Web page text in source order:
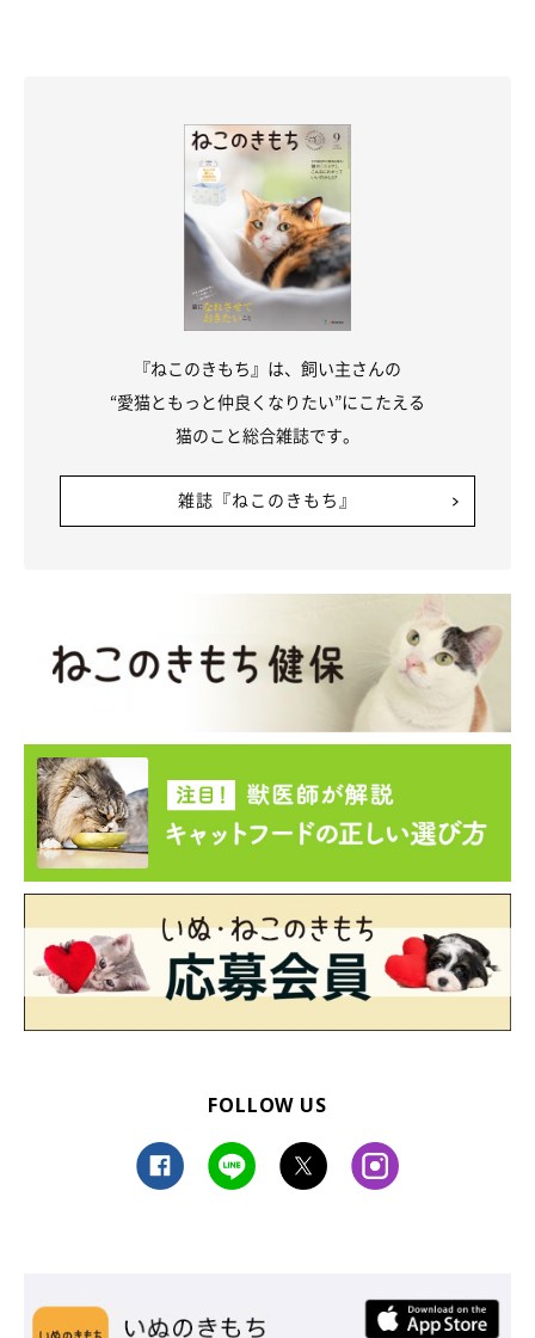
（監修：ねこのきもち獣医師相談室 獣医師・原 駿太朗先生）
@ohagi_zzzさん／X（旧Twitter）
※この記事は投稿者さまに取材し、了承の上制作したものです。
2024年10月時点の情報であり、現在と異なる場合があります。
『ねこのきもち』は、飼い主さんの
“愛猫ともっと仲良くなりたい”にこたえる
猫のこと総合雑誌です。
雑誌『ねこのきもち』
FOLLOW US